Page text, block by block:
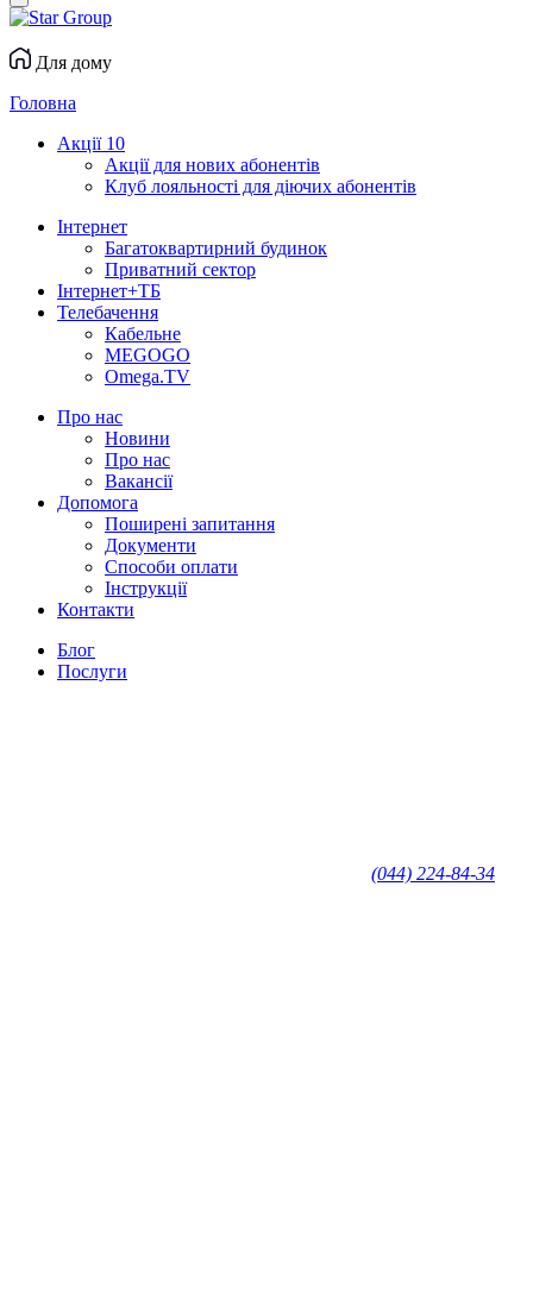
Для дому
Головна
Акції 10
Акції для нових абонентів
Клуб лояльності для діючих абонентів
Інтернет
Багатоквартирний будинок
Приватний сектор
Інтернет+ТБ
Телебачення
Кабельне
MEGOGO
Omega.TV
Про нас
Новини
Про нас
Вакансії
Допомога
Поширені запитання
Документи
Способи оплати
Інструкції
Контакти
Блог
Послуги
(044) 224-84-34